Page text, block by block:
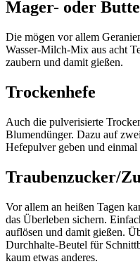
Mager- oder
Die mögen vor allem
Wasser-Milch-Mix aus acht
zaubern und damit gießen.
Trockenhefe
Auch die pulverisierte
Blumendünger. Dazu auf
Hefepulver geben und
Traubenzucker/
Vor allem an heißen Tagen
das Überleben sichern.
auflösen und damit gießen.
Durchhalte-Beutel für
kaum etwas anderes.